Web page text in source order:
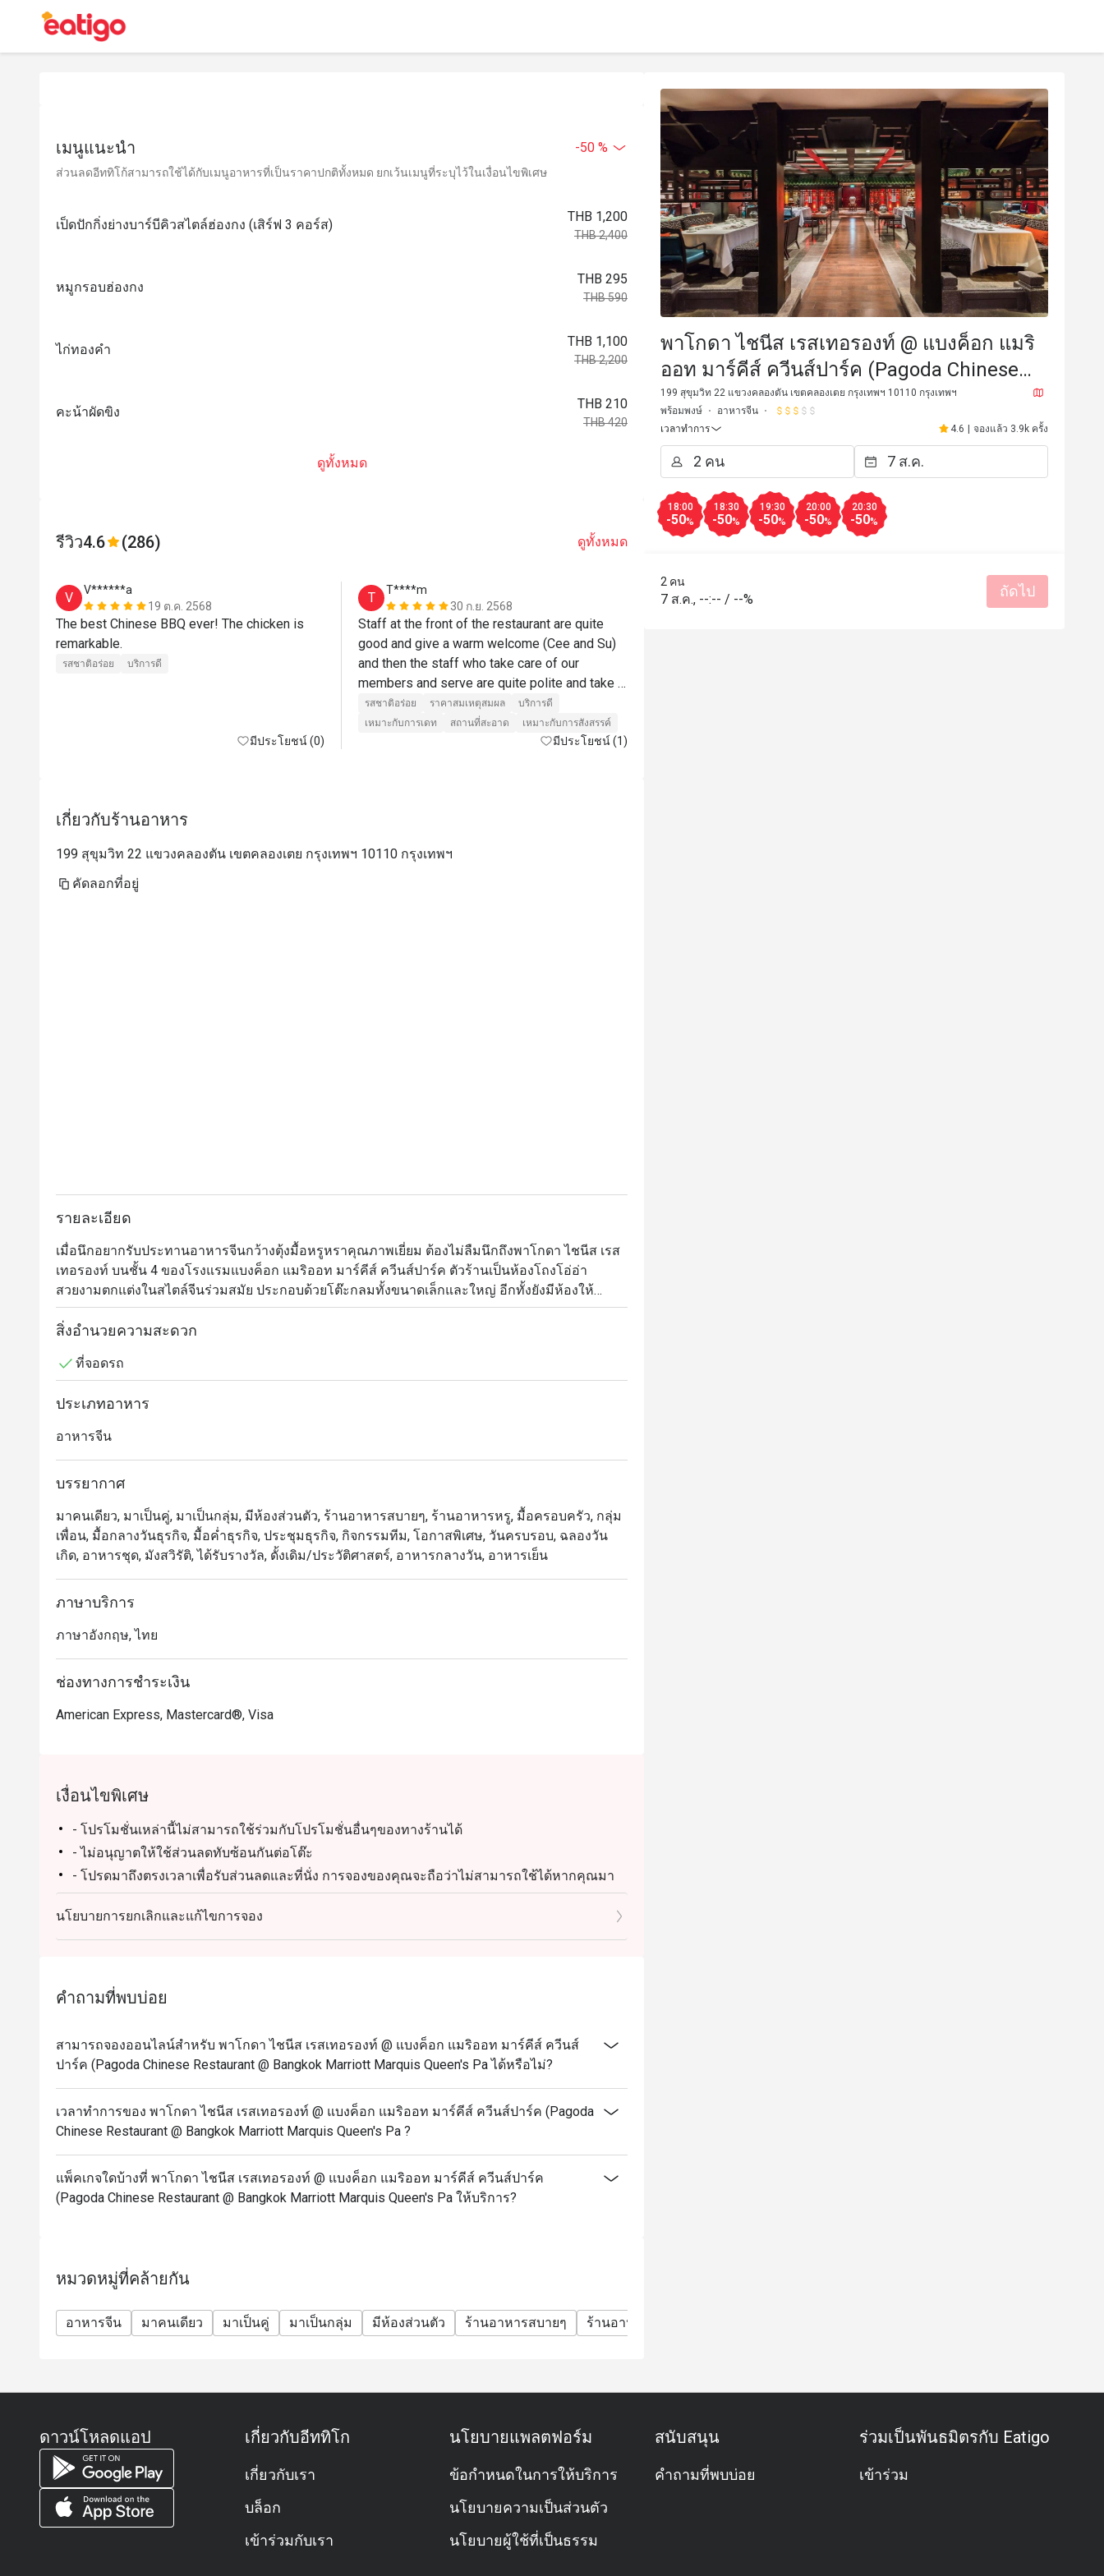
เมนูแนะนำ -50 %
ส่วนลดอีททิโก้สามารถใช้ได้กับเมนูอาหารที่เป็นราคาปกติทั้งหมด ยกเว้นเมนูที่ระบุไว้ในเงื่อนไขพิเศษ
เป็ดปักกิ่งย่างบาร์บีคิวสไตล์ฮ่องกง (เสิร์ฟ 3 คอร์ส)
THB 1,200
THB 2,400
หมูกรอบฮ่องกง
THB 295
THB 590
ไก่ทองคำ
THB 1,100
THB 2,200
คะน้าผัดขิง
THB 210
THB 420
ดูทั้งหมด
รีวิว4.6 (286) ดูทั้งหมด
V
V******a
19 ต.ค. 2568
The best Chinese BBQ ever! The chicken is
remarkable.
รสชาติอร่อย บริการดี
มีประโยชน์ (0)
T
T****m
30 ก.ย. 2568
Staff at the front of the restaurant are quite
good and give a warm welcome (Cee and Su)
and then the staff who take care of our
members and serve are quite polite and take
care well may be name Pom
รสชาติอร่อย ราคาสมเหตุสมผล
บริการดี
เหมาะกับการเดท
สถานที่สะอาด เหมาะกับการสังสรรค์
มีประโยชน์ (1)
C
K******p
เกี่ยวกับร้านอาหาร
199 สุขุมวิท 22 แขวงคลองตัน เขตคลองเตย กรุงเทพฯ 10110 กรุงเทพฯ
คัดลอกที่อยู่
รายละเอียด
เมื่อนึกอยากรับประทานอาหารจีนกว้างตุ้งมื้อหรูหราคุณภาพเยี่ยม ต้องไม่ลืมนึกถึงพาโกดา ไชนีส เรส
เทอรองท์ บนชั้น 4 ของโรงแรมแบงค็อก แมริออท มาร์คีส์ ควีนส์ปาร์ค ตัวร้านเป็นห้องโถงโอ่อ่า
สวยงามตกแต่งในสไตล์จีนร่วมสมัย ประกอบด้วยโต๊ะกลมทั้งขนาดเล็กและใหญ่ อีกทั้งยังมีห้องให้
บริการเพื่อความเป็นส่วนตัวด้วย และอย่างที่ทุกคนคาดหวัง เมนูของที่นี่ดูแลโดยทีมเชฟมาก
ประสบการณ์ชาวจีนและมีรายการอาหารจีนให้เลือกหลากหลายตั้งแต่ติ่มซำไปจนถึงเป็ดปักกิ่งและอีก
ซึ่งเป็นไก่ทั้งตัวหมักเครื่องเทศยัดไส้ในหมั่นโถวและนำไปอบจนสุกหอม แต่เมนูนี้สำหรับผู้ที่สั่งจองล่วง
สิ่งอำนวยความสะดวก
ที่จอดรถ
ประเภทอาหาร
อาหารจีน
บรรยากาศ
มาคนเดียว, มาเป็นคู่, มาเป็นกลุ่ม, มีห้องส่วนตัว, ร้านอาหารสบายๆ, ร้านอาหารหรู, มื้อครอบครัว, กลุ่ม
เพื่อน, มื้อกลางวันธุรกิจ, มื้อค่ำธุรกิจ, ประชุมธุรกิจ, กิจกรรมทีม, โอกาสพิเศษ, วันครบรอบ, ฉลองวัน
เกิด, อาหารชุด, มังสวิรัติ, ได้รับรางวัล, ดั้งเดิม/ประวัติศาสตร์, อาหารกลางวัน, อาหารเย็น
ภาษาบริการ
ภาษาอังกฤษ, ไทย
ช่องทางการชำระเงิน
American Express, Mastercard®, Visa
เงื่อนไขพิเศษ
- โปรโมชั่นเหล่านี้ไม่สามารถใช้ร่วมกับโปรโมชั่นอื่นๆของทางร้านได้
- ไม่อนุญาตให้ใช้ส่วนลดทับซ้อนกันต่อโต๊ะ
- โปรดมาถึงตรงเวลาเพื่อรับส่วนลดและที่นั่ง การจองของคุณจะถือว่าไม่สามารถใช้ได้หากคุณมา
ถึงก่อนเวลาหรือช้ากว่าเวลาที่จองไว้เกิน 15 นาที
วันจันทร์ – อาทิตย์
11:30 – 14:30 น. - อาหารกลางวัน
นโยบายการยกเลิกและแก้ไขการจอง
คำถามที่พบบ่อย
สามารถจองออนไลน์สำหรับ พาโกดา ไชนีส เรสเทอรองท์ @ แบงค็อก แมริออท มาร์คีส์ ควีนส์
ปาร์ค (Pagoda Chinese Restaurant @ Bangkok Marriott Marquis Queen's Pa ได้หรือไม่?
เวลาทำการของ พาโกดา ไชนีส เรสเทอรองท์ @ แบงค็อก แมริออท มาร์คีส์ ควีนส์ปาร์ค (Pagoda
Chinese Restaurant @ Bangkok Marriott Marquis Queen's Pa ?
แพ็คเกจใดบ้างที่ พาโกดา ไชนีส เรสเทอรองท์ @ แบงค็อก แมริออท มาร์คีส์ ควีนส์ปาร์ค
(Pagoda Chinese Restaurant @ Bangkok Marriott Marquis Queen's Pa ให้บริการ?
หมวดหมู่ที่คล้ายกัน
อาหารจีน มาคนเดียว มาเป็นคู่ มาเป็นกลุ่ม มีห้องส่วนตัว ร้านอาหารสบายๆ ร้านอาหารหรู
พาโกดา ไชนีส เรสเทอรองท์ @ แบงค็อก แมริ
ออท มาร์คีส์ ควีนส์ปาร์ค (Pagoda Chinese
Restaurant @ Bangkok Marriott Marquis
Queen's Pa
199 สุขุมวิท 22 แขวงคลองตัน เขตคลองเตย กรุงเทพฯ 10110 กรุงเทพฯ
พร้อมพงษ์
อาหารจีน
เวลาทำการ
4.6 | จองแล้ว 3.9k ครั้ง
18:00
-50%
18:30
-50%
19:30
-50%
20:00
-50%
20:30
-50%
2 คน
7 ส.ค., --:-- / --% ถัดไป
ดาวน์โหลดแอป เกี่ยวกับอีททิโก
เกี่ยวกับเรา
บล็อก
เข้าร่วมกับเรา
นโยบายแพลตฟอร์ม
ข้อกำหนดในการให้บริการ
นโยบายความเป็นส่วนตัว
นโยบายผู้ใช้ที่เป็นธรรม
สนับสนุน
คำถามที่พบบ่อย
ร่วมเป็นพันธมิตรกับ Eatigo
เข้าร่วม